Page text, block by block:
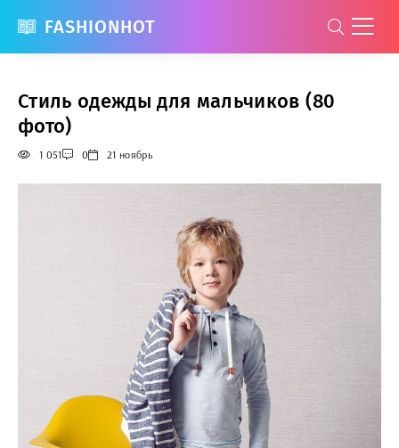
FASHIONHOT
Стиль одежды для мальчиков (80
фото)
1 051 0 21 ноябрь